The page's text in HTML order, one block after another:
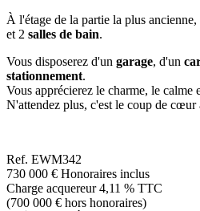
À l'étage de la partie la plus
et 2 salles de bain.
Vous disposerez d'un garage, d'un
stationnement.
Vous apprécierez le charme, le calme
N'attendez plus, c'est le coup de cœur
Ref. EWM342
730 000 € Honoraires inclus
Charge acquereur 4,11 % TTC
(700 000 € hors honoraires)